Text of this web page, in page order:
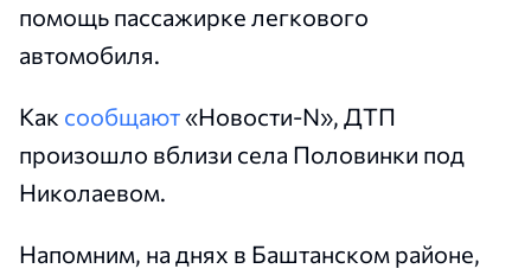
помощь пассажирке легкового
автомобиля.
Как сообщают«Новости-N», ДТП
произошло вблизи села Половинки под
Николаевом.
Напомним, на днях в Баштанском районе,